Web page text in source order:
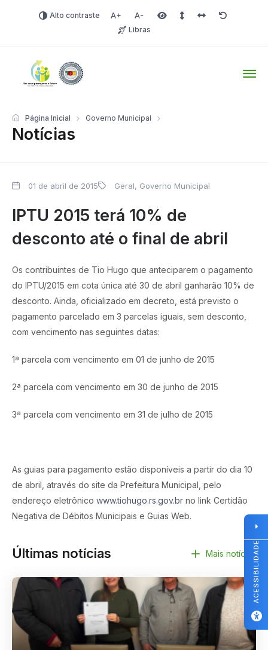
Alto contraste Aumentar fonte
Diminuir fonteÁrea selecionada
Espaçamento de linha
Espaço dos
Redefinir
Libras
Notícias
Página Inicial Governo Municipal
01 de abril de 2015 Geral, Governo Municipal
IPTU 2015 terá 10% de
desconto até o final de abril
Os contribuintes de Tio Hugo que anteciparem o pagamento
do IPTU/2015 em cota única até 30 de abril ganharão 10% de
desconto. Ainda, oficializado em decreto, está previsto o
pagamento parcelado em 3 parcelas iguais, sem desconto,
com vencimento nas seguintes datas:
1ª parcela com vencimento em 01 de junho de 2015
2ª parcela com vencimento em 30 de junho de 2015
3ª parcela com vencimento em 31 de julho de 2015
As guias para pagamento estão disponíveis a partir do dia 10
de abril, através do site da Prefeitura Municipal, pelo
endereço eletrônico www.tiohugo.rs.gov.br no link Certidão
Negativa de Débitos Municipais e Guias Web.
Últimas notícias Mais notíciasACESSIBILIDADE